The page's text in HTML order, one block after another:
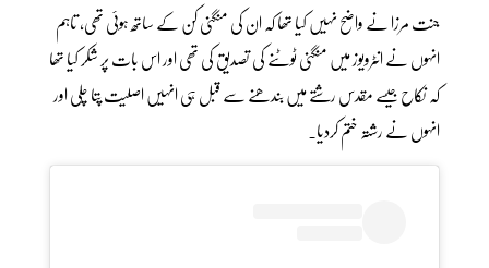
جنت مرزا نے واضح نہیں کیا تھا کہ ان کی منگنی کن کے ساتھ ہوئی تھی، تاہم
انہوں نے انٹرویوز میں منگنی ٹوٹنے کی تصدیق کی تھی اور اس بات پر شکر کیا تھا
کہ نکاح جیسے مقدس رشتے میں بندھنے سے قبل ہی انہیں اصلیت پتا چلی اور
انہوں نے رشتہ ختم کردیا۔